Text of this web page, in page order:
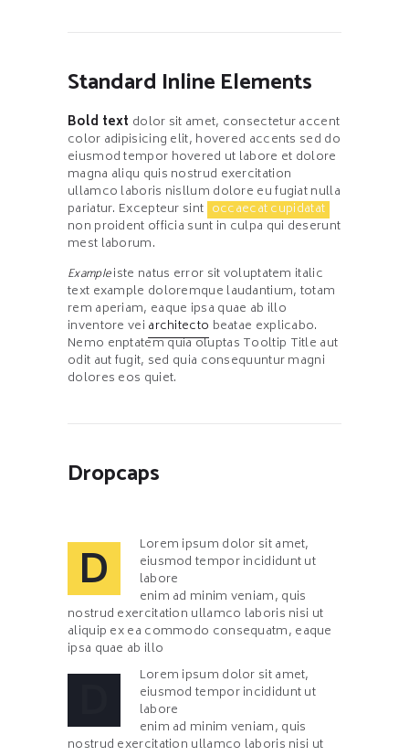
Standard Inline Elements
Bold text dolor sit amet, consectetur accent
color adipisicing elit, hovered accents sed do
eiusmod tempor hovered ut labore et dolore
magna aliqu quis nostrud exercitation
ullamco laboris nisllum dolore eu fugiat nulla
pariatur. Excepteur sint occaecat cupidatat
non proident officia sunt in culpa qui deserunt
mest laborum.
Exampleiste natus error sit voluptatem italic
text example doloremque laudantium, totam
rem aperiam, eaque ipsa quae ab illo
inventore vei architecto beatae explicabo.
Nemo enptatem quia oluptas Tooltip Title aut
odit aut fugit, sed quia consequuntur magni
dolores eos quiet.
Dropcaps
D
Lorem ipsum dolor sit amet,
eiusmod tempor incididunt ut
labore
enim ad minim veniam, quis
nostrud exercitation ullamco laboris nisi ut
aliquip ex ea commodo consequatm, eaque
ipsa quae ab illo
Lorem ipsum dolor sit amet,
eiusmod tempor incididunt ut
labore
enim ad minim veniam, quis
nostrud exercitation ullamco laboris nisi ut